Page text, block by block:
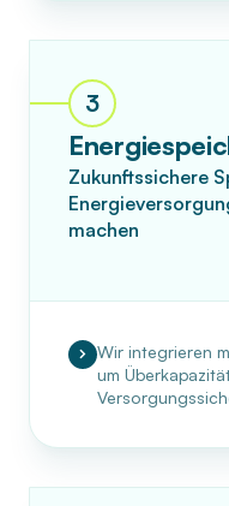
3
Zukunftssichere
machen
Wir integrieren
um